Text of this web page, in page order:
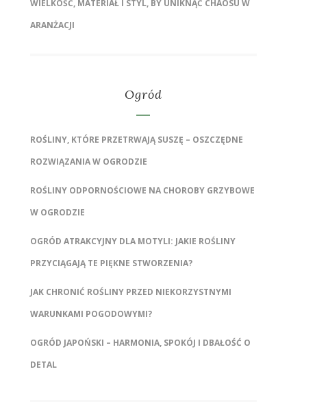
WIELKOŚĆ, MATERIAŁ I STYL, BY UNIKNĄĆ CHAOSU W
ARANŻACJI
Ogród
ROŚLINY, KTÓRE PRZETRWAJĄ SUSZĘ – OSZCZĘDNE
ROZWIĄZANIA W OGRODZIE
ROŚLINY ODPORNOŚCIOWE NA CHOROBY GRZYBOWE
W OGRODZIE
OGRÓD ATRAKCYJNY DLA MOTYLI: JAKIE ROŚLINY
PRZYCIĄGAJĄ TE PIĘKNE STWORZENIA?
JAK CHRONIĆ ROŚLINY PRZED NIEKORZYSTNYMI
WARUNKAMI POGODOWYMI?
OGRÓD JAPOŃSKI – HARMONIA, SPOKÓJ I DBAŁOŚĆ O
DETAL